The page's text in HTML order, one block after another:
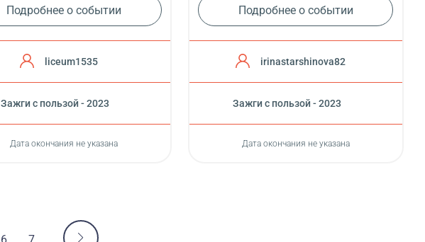
Подробнее о событии
liceum1535
Зажги с пользой - 2023
Дата окончания не указана
Подробнее о событии
irinastarshinova82
Зажги с пользой - 2023
Дата окончания не указана
6 7